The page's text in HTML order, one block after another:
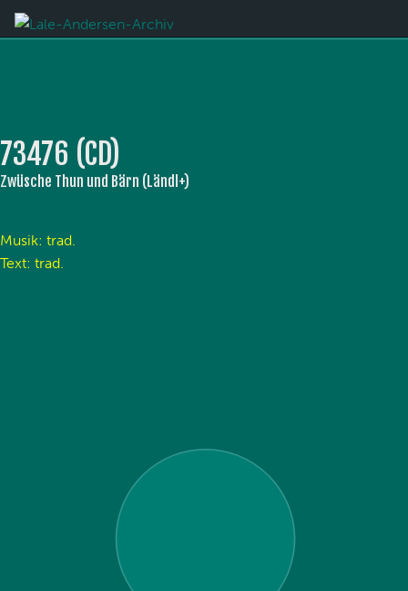
73476 (CD)
Zwüsche Thun und Bärn (Ländl+)
Musik: trad.
Text: trad.